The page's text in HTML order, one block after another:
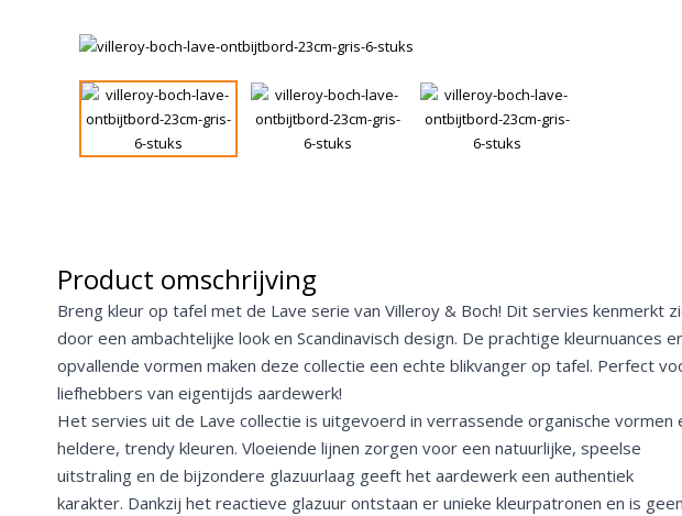
Product omschrijving
Breng kleur op tafel met de Lave serie van Villeroy & Boch! Dit servies kenmerkt
door een ambachtelijke look en Scandinavisch design. De prachtige kleurnuances
opvallende vormen maken deze collectie een echte blikvanger op tafel. Perfect
liefhebbers van eigentijds aardewerk!
Het servies uit de Lave collectie is uitgevoerd in verrassende organische vormen
heldere, trendy kleuren. Vloeiende lijnen zorgen voor een natuurlijke, speelse
uitstraling en de bijzondere glazuurlaag geeft het aardewerk een authentiek
karakter. Dankzij het reactieve glazuur ontstaan er unieke kleurpatronen en is geen